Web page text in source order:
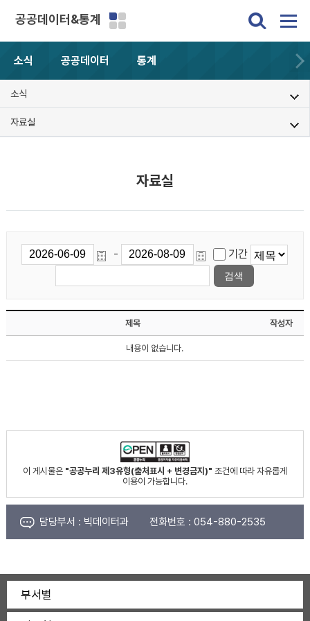
공공데이터&통계
소식 공공데이터 통계
소식
자료실
자료실
- 기간
제목 작성자
내용이 없습니다.
이 게시물은 "공공누리 제3유형(출처표시 + 변경금지)" 조건에 따라 자유롭게
이용이 가능합니다.
담당부서 : 빅데이터과 전화번호 : 054-880-2535
부서별